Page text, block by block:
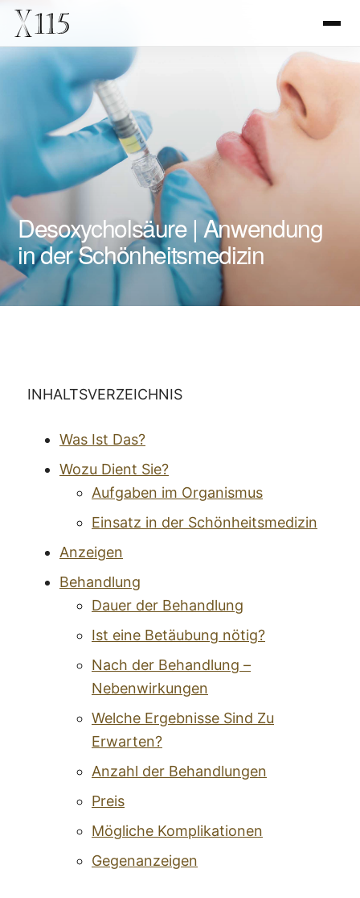
Desoxycholsäure | Anwendung
in der Schönheitsmedizin
INHALTSVERZEICHNIS
Was Ist Das?
Wozu Dient Sie?
Aufgaben im Organismus
Einsatz in der Schönheitsmedizin
Anzeigen
Behandlung
Dauer der Behandlung
Ist eine Betäubung nötig?
Nach der Behandlung –
Nebenwirkungen
Welche Ergebnisse Sind Zu
Erwarten?
Anzahl der Behandlungen
Preis
Mögliche Komplikationen
Gegenanzeigen